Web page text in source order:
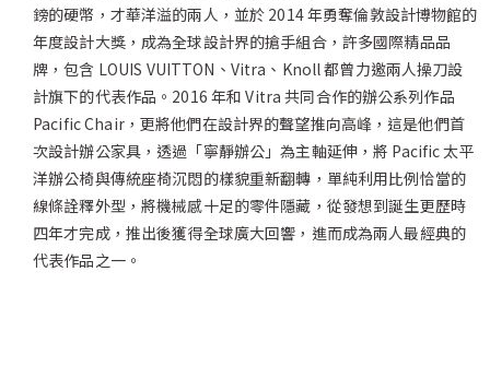
鎊的硬幣，才華洋溢的兩人，並於 2014 年勇奪倫敦設計博物館的
年度設計大獎，成為全球設計界的搶手組合，許多國際精品品
牌，包含 LOUIS VUITTON、Vitra、Knoll 都曾力邀兩人操刀設
計旗下的代表作品。2016 年和 Vitra 共同合作的辦公系列作品
Pacific Chair，更將他們在設計界的聲望推向高峰，這是他們首
次設計辦公家具，透過「寧靜辦公」為主軸延伸，將 Pacific 太平
洋辦公椅與傳統座椅沉悶的樣貌重新翻轉，單純利用比例恰當的
線條詮釋外型，將機械感十足的零件隱藏，從發想到誕生更歷時
四年才完成，推出後獲得全球廣大回響，進而成為兩人最經典的
代表作品之一。